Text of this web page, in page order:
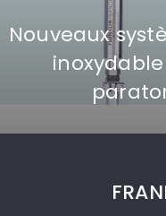
Nouveaux